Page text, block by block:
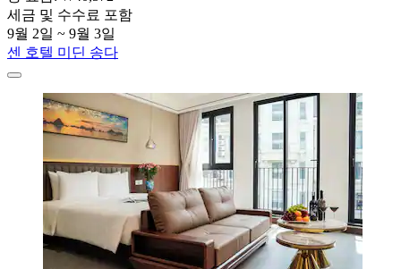
세금 및 수수료 포함
9월 2일 ~ 9월 3일
센 호텔 미딘 송다